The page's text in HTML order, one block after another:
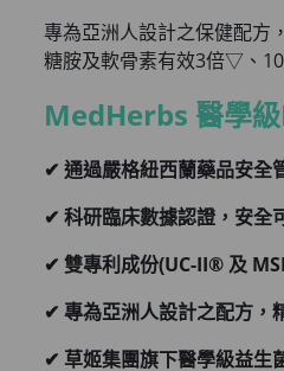
專為亞洲人設計之保健配方
糖胺及軟骨素有效3倍▽、
MedHerbs 醫學
✔ 通過嚴格紐西蘭藥品安全
✔ 科研臨床數據認證，安全
✔ 雙專利成份(UC-II® 及
✔ 專為亞洲人設計之配方，
✔ 草姬集團旗下醫學級益生